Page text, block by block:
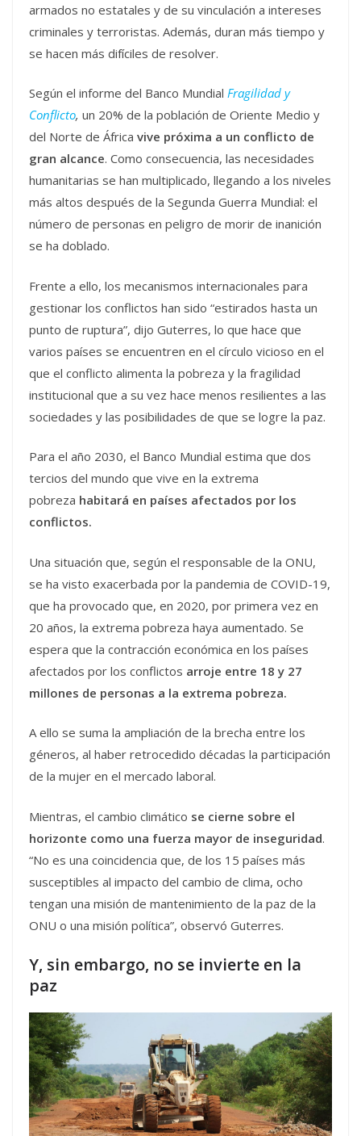
armados no estatales y de su vinculación a intereses
criminales y terroristas. Además, duran más tiempo y
se hacen más difíciles de resolver.
Según el informe del Banco Mundial Fragilidad y
Conflicto, un 20% de la población de Oriente Medio y
del Norte de África vive próxima a un conflicto de
gran alcance. Como consecuencia, las necesidades
humanitarias se han multiplicado, llegando a los niveles
más altos después de la Segunda Guerra Mundial: el
número de personas en peligro de morir de inanición
se ha doblado.
Frente a ello, los mecanismos internacionales para
gestionar los conflictos han sido “estirados hasta un
punto de ruptura”, dijo Guterres, lo que hace que
varios países se encuentren en el círculo vicioso en el
que el conflicto alimenta la pobreza y la fragilidad
institucional que a su vez hace menos resilientes a las
sociedades y las posibilidades de que se logre la paz.
Para el año 2030, el Banco Mundial estima que dos
tercios del mundo que vive en la extrema
pobreza habitará en países afectados por los
conflictos.
Una situación que, según el responsable de la ONU,
se ha visto exacerbada por la pandemia de COVID-19,
que ha provocado que, en 2020, por primera vez en
20 años, la extrema pobreza haya aumentado. Se
espera que la contracción económica en los países
afectados por los conflictos arroje entre 18 y 27
millones de personas a la extrema pobreza.
A ello se suma la ampliación de la brecha entre los
géneros, al haber retrocedido décadas la participación
de la mujer en el mercado laboral.
Mientras, el cambio climático se cierne sobre el
horizonte como una fuerza mayor de inseguridad.
“No es una coincidencia que, de los 15 países más
susceptibles al impacto del cambio de clima, ocho
tengan una misión de mantenimiento de la paz de la
ONU o una misión política”, observó Guterres.
Y, sin embargo, no se invierte en la
paz